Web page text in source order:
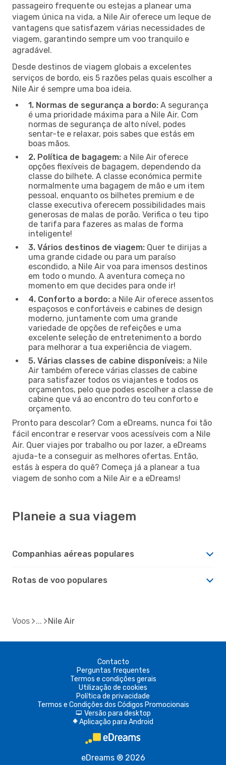
passageiro frequente ou estejas a planear uma
viagem única na vida, a Nile Air oferece um leque de
vantagens que satisfazem várias necessidades de
viagem, garantindo sempre um voo tranquilo e
agradável.
Desde destinos de viagem globais a excelentes
serviços de bordo, eis 5 razões pelas quais escolher a
Nile Air é sempre uma boa ideia.
1. Normas de segurança a bordo: A segurança
é uma prioridade máxima para a Nile Air. Com
normas de segurança de alto nível, podes
sentar-te e relaxar, pois sabes que estás em
boas mãos.
2. Política de bagagem: a Nile Air oferece
opções flexíveis de bagagem, dependendo da
classe do bilhete. A classe económica permite
normalmente uma bagagem de mão e um item
pessoal, enquanto os bilhetes premium e de
classe executiva oferecem possibilidades mais
generosas de malas de porão. Verifica o teu tipo
de tarifa para fazeres as malas de forma
inteligente!
3. Vários destinos de viagem: Quer te dirijas a
uma grande cidade ou para um paraíso
escondido, a Nile Air voa para imensos destinos
em todo o mundo. A aventura começa no
momento em que decides para onde ir!
4. Conforto a bordo: a Nile Air oferece assentos
espaçosos e confortáveis e cabines de design
moderno, juntamente com uma grande
variedade de opções de refeições e uma
excelente seleção de entretenimento a bordo
para melhorar a tua experiência de viagem.
5. Várias classes de cabine disponíveis: a Nile
Air também oferece várias classes de cabine
para satisfazer todos os viajantes e todos os
orçamentos, pelo que podes escolher a classe de
cabine que vá ao encontro do teu conforto e
orçamento.
Pronto para descolar? Com a eDreams, nunca foi tão
fácil encontrar e reservar voos acessíveis com a Nile
Air. Quer viajes por trabalho ou por lazer, a eDreams
ajuda-te a conseguir as melhores ofertas. Então,
estás à espera do quê? Começa já a planear a tua
viagem de sonho com a Nile Air e a eDreams!
Planeie a sua viagem
Companhias aéreas populares
Rotas de voo populares
Voos Nile Air
Contacto
Perguntas frequentes
Termos e condições gerais
Utilização de cookies
Política de privacidade
Termos e Condições dos Códigos Promocionais
d Versão para desktop
A Aplicação para Android
eDreams ® 2026